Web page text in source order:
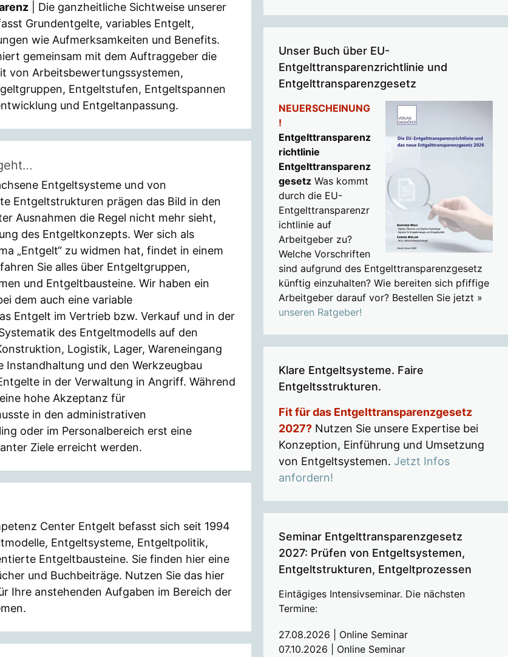
| Die ganzheitliche Sichtweise unserer
Grundentgelte, variables Entgelt,
wie Aufmerksamkeiten und Benefits.
gemeinsam mit dem Auftraggeber die
von Arbeitsbewertungssystemen,
Entgeltstufen, Entgeltspannen
und Entgeltanpassung.
Entgeltsysteme und von
Entgeltstrukturen prägen das Bild in den
Ausnahmen die Regel nicht mehr sieht,
des Entgeltkonzepts. Wer sich als
„Entgelt“ zu widmen hat, findet in einem
Sie alles über Entgeltgruppen,
und Entgeltbausteine. Wir haben ein
dem auch eine variable
Entgelt im Vertrieb bzw. Verkauf und in der
des Entgeltmodells auf den
Logistik, Lager, Wareneingang
Instandhaltung und den Werkzeugbau
in der Verwaltung in Angriff. Während
hohe Akzeptanz für
in den administrativen
oder im Personalbereich erst eine
Ziele erreicht werden.
Center Entgelt befasst sich seit 1994
Entgeltsysteme, Entgeltpolitik,
Entgeltbausteine. Sie finden hier eine
und Buchbeiträge. Nutzen Sie das hier
Ihre anstehenden Aufgaben im Bereich der
Unser Buch über EU-
Entgelttransparenzrichtlinie und
Entgelttransparenzgesetz
NEUERSCHEINUNG
!
Entgelttransparenz
richtlinie
Entgelttransparenz
gesetzWas kommt
durch die EU-
Entgelttransparenzr
ichtlinie auf
Arbeitgeber zu?
Welche Vorschriften
sind aufgrund des Entgelttransparenzgesetz
künftig einzuhalten? Wie bereiten sich pfiffige
Arbeitgeber darauf vor? Bestellen Sie jetzt »
unseren Ratgeber!
Klare Entgeltsysteme. Faire
Entgeltsstrukturen.
Fit für das Entgelttransparenzgesetz
2027?Nutzen Sie unsere Expertise bei
Konzeption, Einführung und Umsetzung
von Entgeltsystemen. Jetzt Infos
anfordern!
Seminar Entgelttransparenzgesetz
2027: Prüfen von Entgeltsystemen,
Entgeltstrukturen, Entgeltprozessen
Eintägiges Intensivseminar. Die nächsten
Termine:
27.08.2026 | Online Seminar
07.10.2026 | Online Seminar